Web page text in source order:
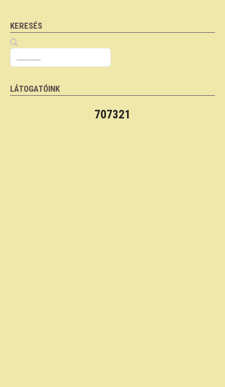
KERESÉS
LÁTOGATÓINK
707321